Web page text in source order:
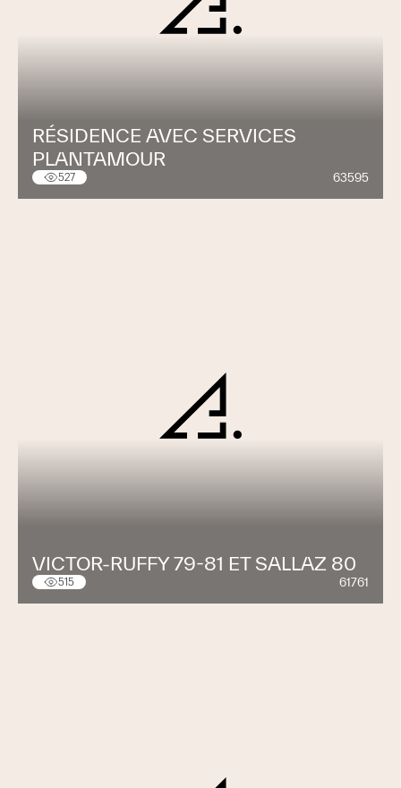
RÉSIDENCE AVEC SERVICES
PLANTAMOUR
527 63595
VICTOR-RUFFY 79-81 ET SALLAZ 80
515 61761